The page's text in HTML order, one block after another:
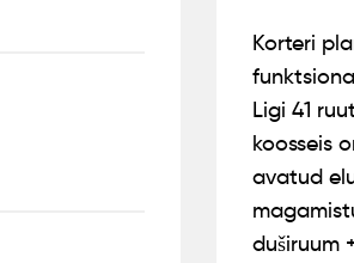
Korteri
Ligi 41
koosseis
avatud
duširuum